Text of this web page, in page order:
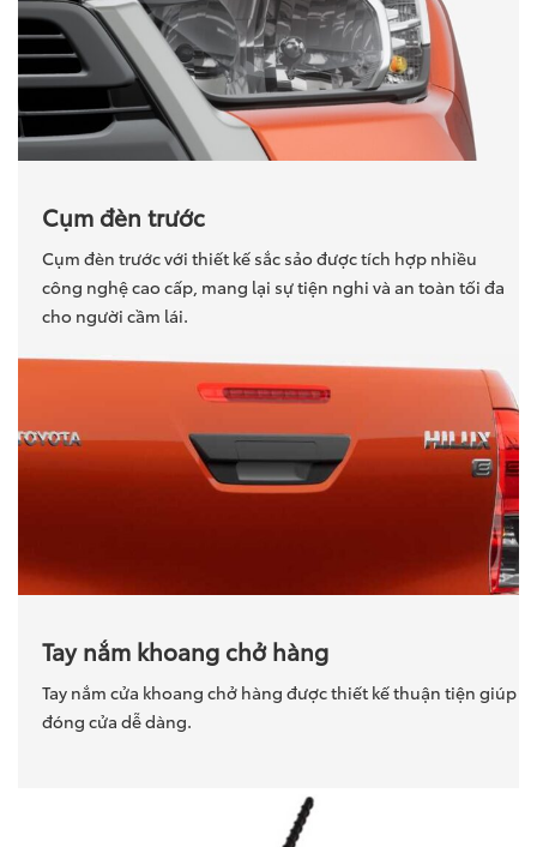
Cụm đèn trước
Cụm đèn trước với thiết kế sắc sảo được tích hợp nhiều
công nghệ cao cấp, mang lại sự tiện nghi và an toàn tối đa
cho người cầm lái.
Tay nắm khoang chở hàng
Tay nắm cửa khoang chở hàng được thiết kế thuận tiện giúp
đóng cửa dễ dàng.